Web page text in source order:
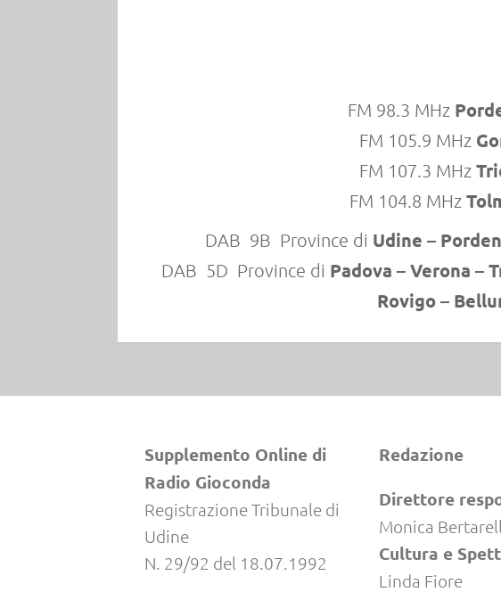
FM 98.3 MHz
FM 105.9 MHz
FM 107.3 MHz
FM 104.8 MHz
DAB 9B Province di Udine –
DAB 5D Province di Padova – Verona –
Rovigo –
Supplemento Online di
Radio Gioconda
Registrazione Tribunale di
Udine
N. 29/92 del 18.07.1992
Redazione
Direttore
Monica
Cultura e
Linda Fiore